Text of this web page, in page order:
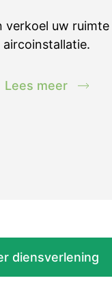
verkoel uw
aircoinstallatie.
Lees meer
diensverlening